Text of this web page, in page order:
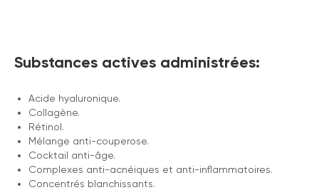
Substances actives administrées:
Acide hyaluronique.
Collagène.
Rétinol.
Mélange anti-couperose.
Сocktail anti-âge.
Complexes anti-acnéiques et anti-inflammatoires.
Concentrés blanchissants.